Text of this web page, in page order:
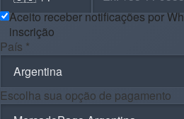
Aceito receber notificações por
inscrição
País *
Escolha sua opção de pagamento